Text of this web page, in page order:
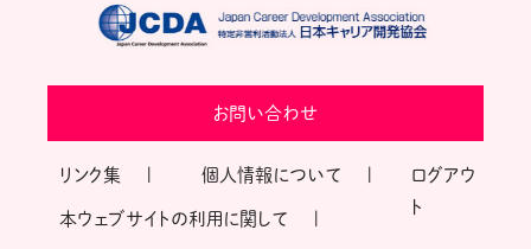
お問い合わせ
リンク集 個人情報について
本ウェブサイトの利用に関して
ログアウ
ト